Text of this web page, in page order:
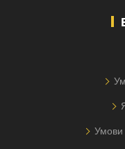
Умови